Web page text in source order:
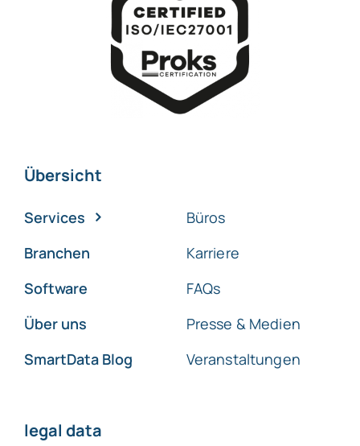
Übersicht
Services
Branchen
Software
Über uns
SmartData Blog
Büros
Karriere
FAQs
Presse & Medien
Veranstaltungen
legal data